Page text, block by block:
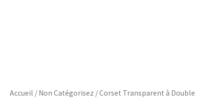
Accueil / Non Catégorisez / Corset Transparent à Double